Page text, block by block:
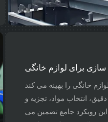
برای لوازم خانگی
خانگی را بهینه می کند
انتخاب مواد، تجزیه و
رویکرد جامع تضمین می